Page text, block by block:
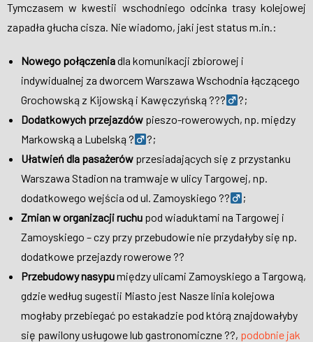
Tymczasem w kwestii wschodniego odcinka trasy kolejowej
zapadła głucha cisza. Nie wiadomo, jaki jest status m.in.:
Nowego połączeniadla komunikacji zbiorowej i
indywidualnej za dworcem Warszawa Wschodnia łączącego
Grochowską z Kijowską i Kawęczyńską ???‍ ?;
Dodatkowych przejazdów pieszo-rowerowych, np. między
Markowską a Lubelską ?‍ ?;
Ułatwień dla pasażerów przesiadających się z przystanku
Warszawa Stadion na tramwaje w ulicy Targowej, np.
dodatkowego wejścia od ul. Zamoyskiego ??‍
;
Zmian w organizacji ruchu pod wiaduktami na Targowej i
Zamoyskiego – czy przy przebudowie nie przydałyby się np.
dodatkowe przejazdy rowerowe ??
Przebudowy nasypumiędzy ulicami Zamoyskiego a Targową,
gdzie według sugestii Miasto jest Nasze linia kolejowa
mogłaby przebiegać po estakadzie pod którą znajdowałyby
się pawilony usługowe lub gastronomiczne ??, podobnie jak